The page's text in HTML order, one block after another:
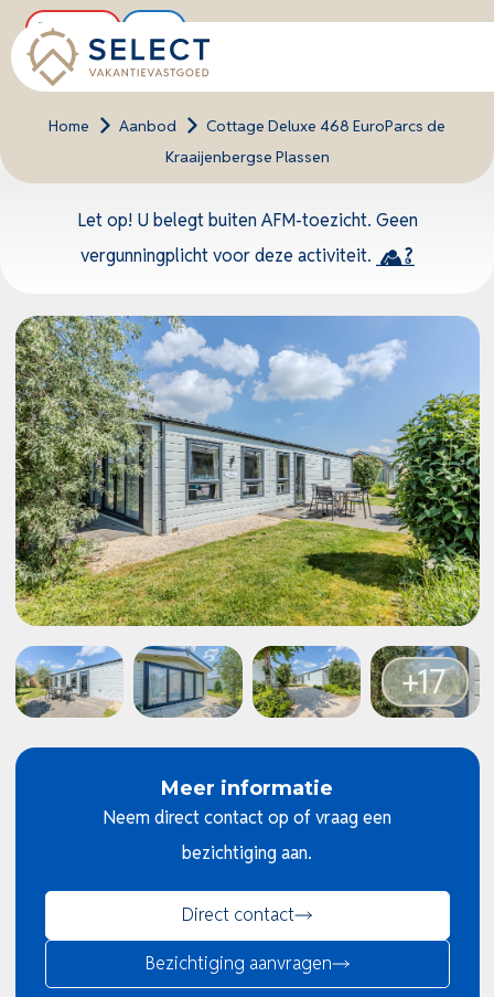
Home > Aanbod > Cottage Deluxe 468 EuroParcs de
Kraaijenbergse Plassen
Let op! U belegt buiten AFM-toezicht. Geen
vergunningplicht voor deze activiteit.
Buitenkans
Meer informatie
Neem direct contact op of vraag een
bezichtiging aan.
Direct contact
Bezichtiging aanvragen